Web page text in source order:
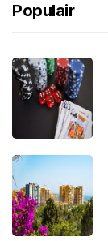
Populair